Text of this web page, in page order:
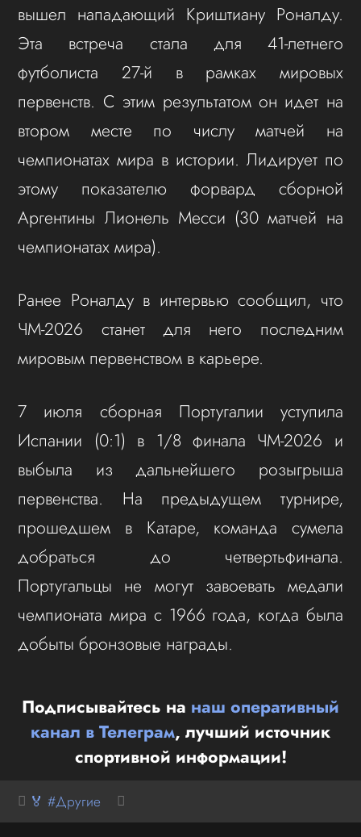
вышел нападающий Криштиану Роналду.
Эта встреча стала для 41-летнего
футболиста 27-й в рамках мировых
первенств. С этим результатом он идет на
втором месте по числу матчей на
чемпионатах мира в истории. Лидирует по
этому показателю форвард сборной
Аргентины Лионель Месси (30 матчей на
чемпионатах мира).
Ранее Роналду в интервью сообщил, что
ЧМ-2026 станет для него последним
мировым первенством в карьере.
7 июля сборная Португалии уступила
Испании (0:1) в 1/8 финала ЧМ-2026 и
выбыла из дальнейшего розыгрыша
первенства. На предыдущем турнире,
прошедшем в Катаре, команда сумела
добраться до четвертьфинала.
Португальцы не могут завоевать медали
чемпионата мира с 1966 года, когда была
добыты бронзовые награды.
Подписывайтесь на наш оперативный
канал в Телеграм, лучший источник
спортивной информации!
🏅 #Другие